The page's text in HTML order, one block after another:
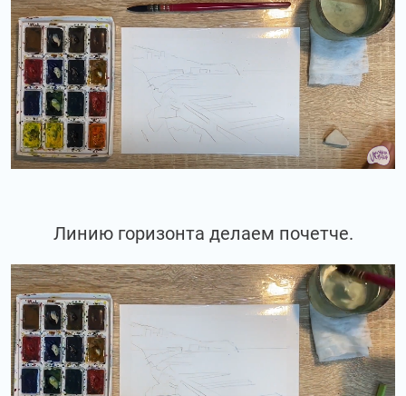
Линию горизонта делаем почетче.